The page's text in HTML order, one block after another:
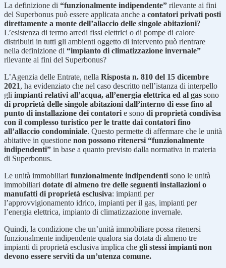
La definizione di “funzionalmente indipendente” rilevante ai fini
del Superbonus può essere applicata anche a contatori privati posti
direttamente a monte dell’allaccio delle singole abitazioni?
L’esistenza di termo arredi fissi elettrici o di pompe di calore
distribuiti in tutti gli ambienti oggetto di intervento può rientrare
nella definizione di “impianto di climatizzazione invernale”
rilevante ai fini del Superbonus?
L’Agenzia delle Entrate, nella Risposta n. 810 del 15 dicembre
2021, ha evidenziato che nel caso descritto nell’istanza di interpello
gli impianti relativi all’acqua, all’energia elettrica ed al gas sono
di proprietà delle singole abitazioni dall’interno di esse fino al
punto di installazione dei contatori e sono di proprietà condivisa
con il complesso turistico per le tratte dai contatori fino
all’allaccio condominiale. Questo permette di affermare che le unità
abitative in questione non possono ritenersi “funzionalmente
indipendenti” in base a quanto previsto dalla normativa in materia
di Superbonus.
Le unità immobiliari funzionalmente indipendenti sono le unità
immobiliari dotate di almeno tre delle seguenti installazioni o
manufatti di proprietà esclusiva: impianti per
l’approvvigionamento idrico, impianti per il gas, impianti per
l’energia elettrica, impianto di climatizzazione invernale.
Quindi, la condizione che un’unità immobiliare possa ritenersi
funzionalmente indipendente qualora sia dotata di almeno tre
impianti di proprietà esclusiva implica che gli stessi impianti non
devono essere serviti da un’utenza comune.